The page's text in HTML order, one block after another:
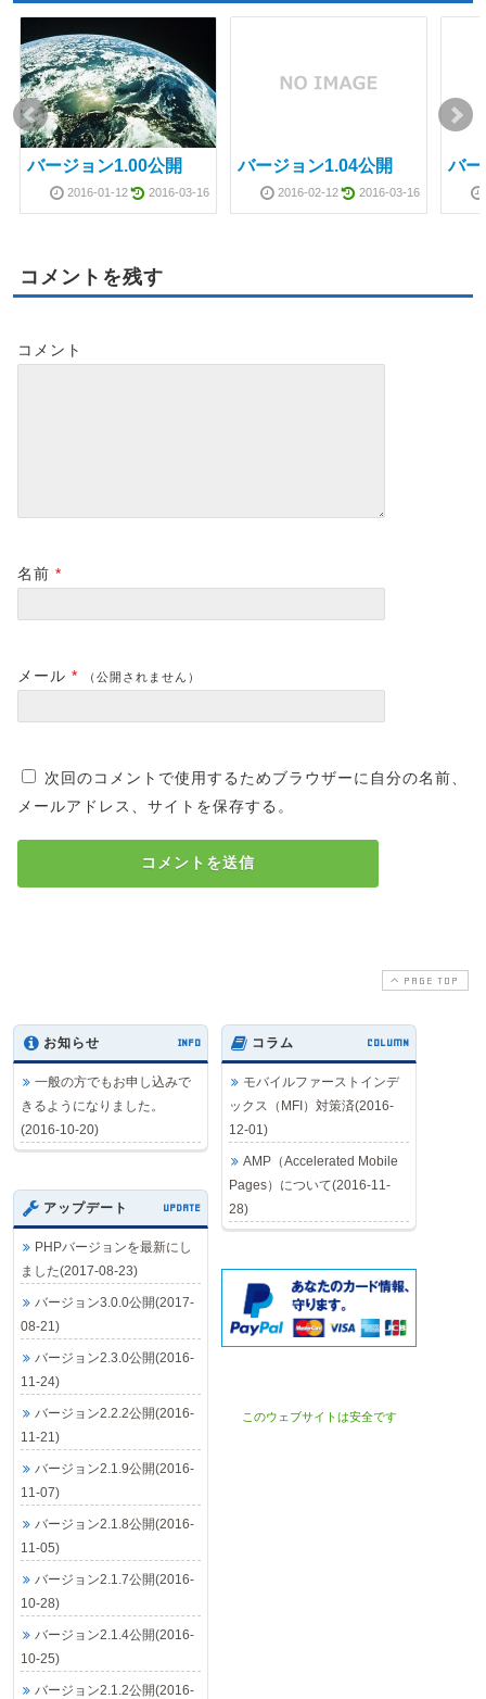
バージョン1.00公開
2016-01-12 2016-03-16
バージョン1.04公開
2016-02-12 2016-03-16
バ
コメントを残す
コメント
名前 *
メール * （公開されません）
次回のコメントで使用するためブラウザーに自分の名前、
メールアドレス、サイトを保存する。
PAGE TOP
お知らせ INFO
一般の方でもお申し込みで
きるようになりました。
(2016-10-20)
コラム COLUMN
モバイルファーストインデ
ックス（MFI）対策済(2016-
12-01)
AMP（Accelerated Mobile
Pages）について(2016-11-
28)
アップデート UPDATE
PHPバージョンを最新にし
ました(2017-08-23)
バージョン3.0.0公開(2017-
08-21)
バージョン2.3.0公開(2016-
11-24)
バージョン2.2.2公開(2016-
11-21)
バージョン2.1.9公開(2016-
11-07)
バージョン2.1.8公開(2016-
11-05)
バージョン2.1.7公開(2016-
10-28)
バージョン2.1.4公開(2016-
10-25)
バージョン2.1.2公開(2016-
このウェブサイトは安全です